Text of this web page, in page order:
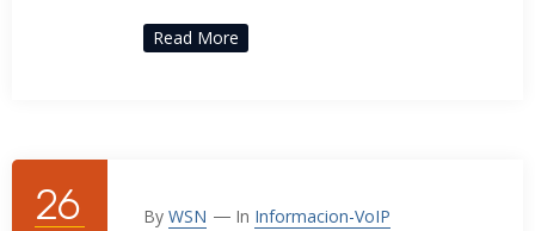
Read More
26 By WSN In Informacion-VoIP